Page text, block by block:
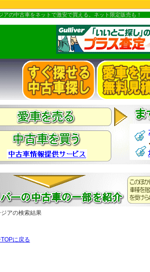
アの中古車をネットで激安で買える。ネット限定販売も！
ジアの検索結果
に戻る